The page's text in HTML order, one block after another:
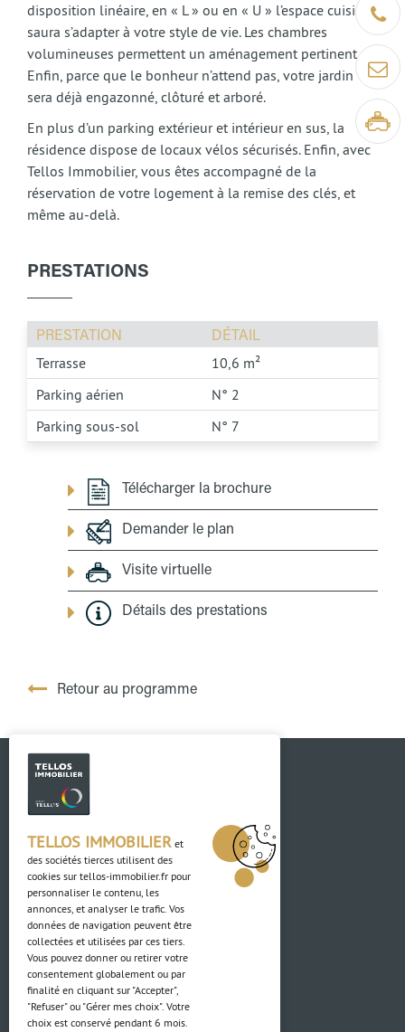
Être
Contact
Visite
disposition linéaire, en « L » ou en « U » l’espace cuisine
saura s’adapter à votre style de vie. Les chambres
volumineuses permettent un aménagement pertinent.
Enfin, parce que le bonheur n’attend pas, votre jardin
sera déjà engazonné, clôturé et arboré.
En plus d’un parking extérieur et intérieur en sus, la
résidence dispose de locaux vélos sécurisés. Enfin, avec
Tellos Immobilier, vous êtes accompagné de la
réservation de votre logement à la remise des clés, et
même au-delà.
PRESTATIONS
PRESTATION DÉTAIL
Terrasse
10,6 m²
Parking aérien
N° 2
Parking sous-sol
N° 7
Télécharger la brochure
Demander le plan
Visite virtuelle
Détails des prestations
Retour au programme
Contact
03 88 04 84 84
Adresse
4 Rue du Ried
TELLOS IMMOBILIER et
des sociétés tierces utilisent des
cookies sur tellos-immobilier.fr pour
personnaliser le contenu, les
annonces, et analyser le trafic. Vos
données de navigation peuvent être
collectées et utilisées par ces tiers.
Vous pouvez donner ou retirer votre
consentement globalement ou par
finalité en cliquant sur "Accepter",
"Refuser" ou "Gérer mes choix". Votre
choix est conservé pendant 6 mois.